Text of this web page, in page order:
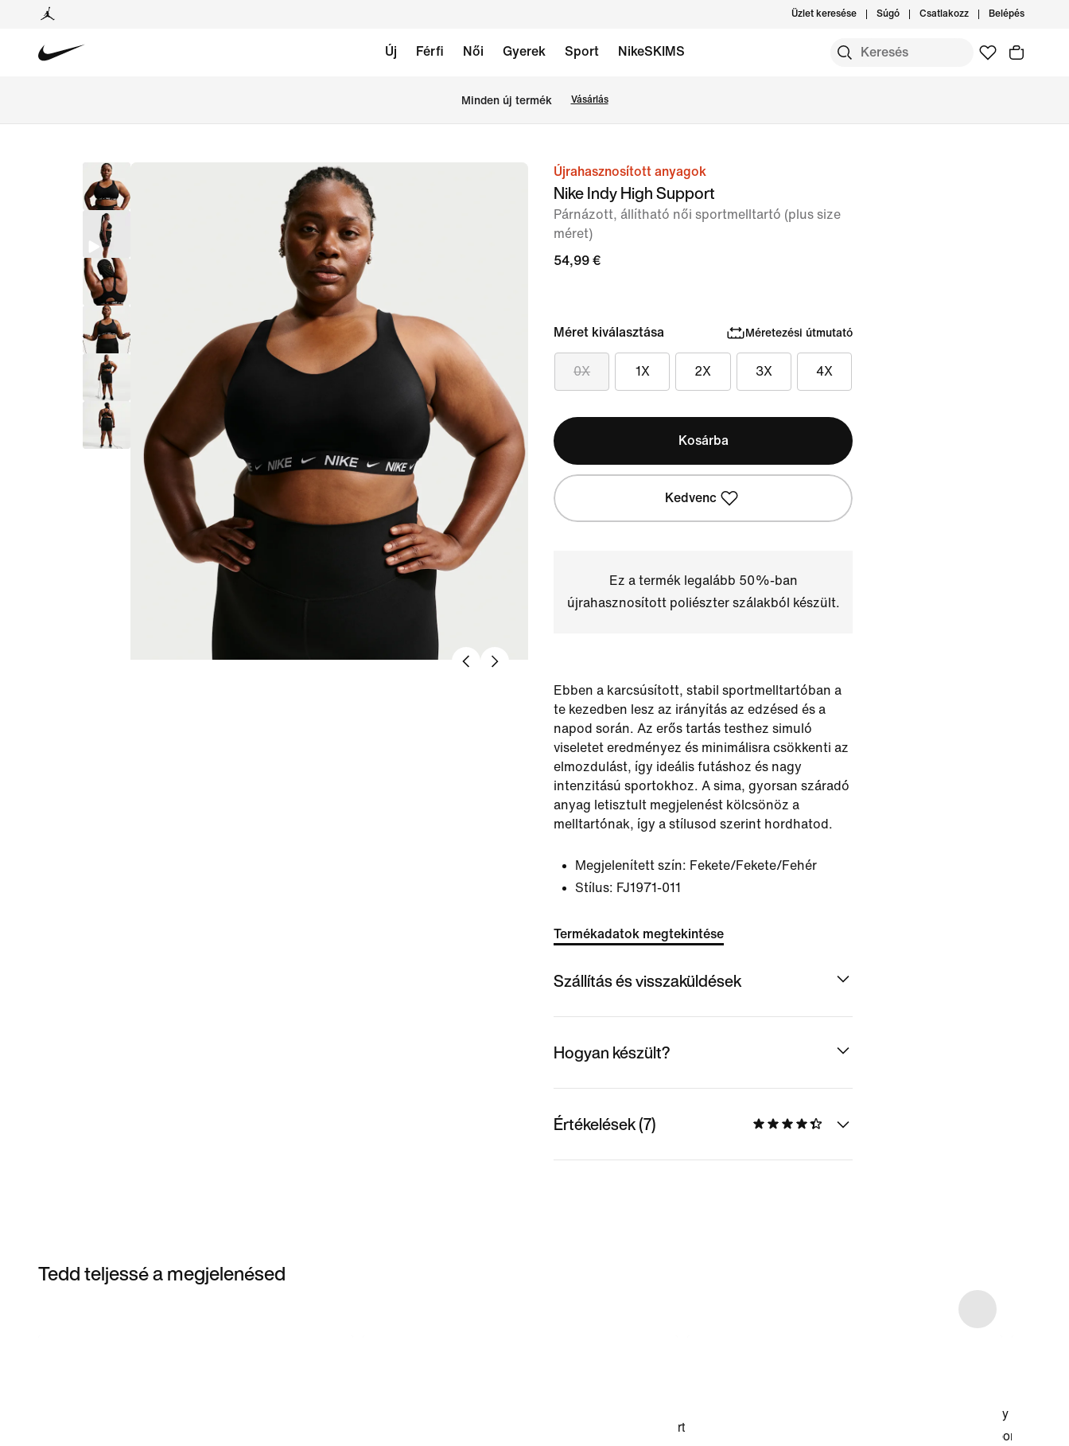
Üzlet keresése Súgó Csatlakozz Belépés
Új Férfi Női Gyerek Sport NikeSKIMS
Minden új termék Vásárlás
Újrahasznosított anyagok
Nike Indy High Support
Párnázott, állítható női sportmelltartó (plus size
méret)
54,99 €
Méret kiválasztása Méretezési útmutató
0X 1X 2X 3X 4X
Kosárba
Kedvenc
Ez a termék legalább 50%-ban
újrahasznosított poliészter szálakból készült.
Ebben a karcsúsított, stabil sportmelltartóban a
te kezedben lesz az irányítás az edzésed és a
napod során. Az erős tartás testhez simuló
viseletet eredményez és minimálisra csökkenti az
elmozdulást, így ideális futáshoz és nagy
intenzitású sportokhoz. A sima, gyorsan száradó
anyag letisztult megjelenést kölcsönöz a
melltartónak, így a stílusod szerint hordhatod.
Megjelenített szín: Fekete/Fekete/Fehér
Stílus: FJ1971-011
Termékadatok megtekintése
Szállítás és visszaküldések
Hogyan készült?
Értékelések (7)
Tedd teljessé a megjelenésed